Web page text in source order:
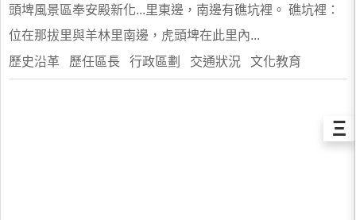
頭埤風景區奉安殿新化...里東邊，南邊有礁坑裡。 礁坑裡：
位在那拔里與羊林里南邊，虎頭埤在此里內...
歷史沿革 歷任區長 行政區劃 交通狀況 文化教育
Ξ